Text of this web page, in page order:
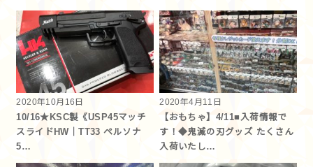
2020年10月16日
10/16★KSC製《USP45マッチ
スライドHW｜TT33 ペルソナ
5…
2020年4月11日
【おもちゃ】4/11■入荷情報で
す！◆鬼滅の刃グッズ たくさん
入荷いたし…